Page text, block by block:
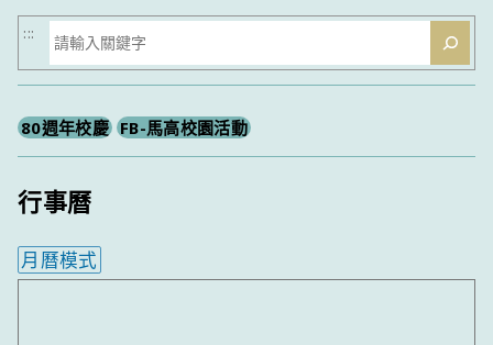
搜
尋
:::
80週年校慶 FB-馬高校園活動
行事曆
月曆模式